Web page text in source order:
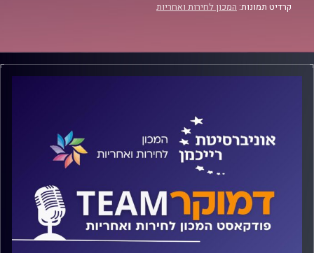
קרדיט תמונות: המכון לחירות ואחריות